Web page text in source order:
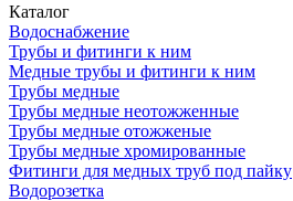
Каталог
Водоснабжение
Трубы и фитинги к ним
Медные трубы и фитинги к ним
Трубы медные
Трубы медные неотожженные
Трубы медные отожженые
Трубы медные хромированные
Фитинги для медных труб под пайку
Водорозетка